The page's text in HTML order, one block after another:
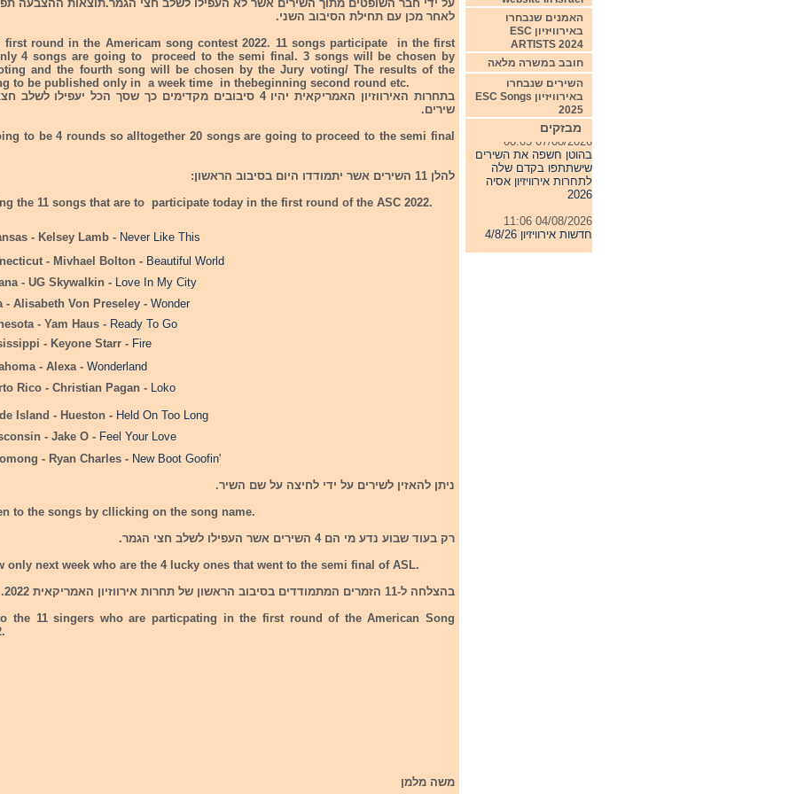
על ידי חבר השופטים מתוך השירים אשר לא העפילו לשלב חצי הגמר.תוצאות ההצבעה
לאחר מכן עם תחילת הסיבוב השני.
first round in the Americam song contest 2022. 11 songs participate in the first
4 songs are going to proceed to the semi final. 3 songs will be chosen by
and the fourth song will be chosen by the Jury voting/ The results of the
to be published only in a week time in thebeginning second round etc.
שירים.
to be 4 rounds so alltogether 20 songs are going to proceed to the semi final
להלן 11 השירים אשר יתמודדו היום בסיבוב הראשון:
the 11 songs that are to participate today in the first round of the ASC 2022.
- Kelsey Lamb - Never Like This
- Mivhael Bolton - Beautiful World
- UG Skywalkin - Love In My City
- Alisabeth Von Preseley - Wonder
- Yam Haus - Ready To Go
- Keyone Starr - Fire
- Alexa - Wonderland
Rico - Christian Pagan - Loko
Island - Hueston - Held On Too Long
- Jake O - Feel Your Love
- Ryan Charles - New Boot Goofin'
ניתן להאזין לשירים על ידי לחיצה על שם השיר.
to the songs by cllicking on the song name.
רק בעוד שבוע נדע מי הם 4 השירים אשר העפילו לשלב חצי הגמר.
only next week who are the 4 lucky ones that went to the semi final of ASL.
בהצלחה ל-11 הזמרים המתמודדים בסיבוב הראשון של תחרות אירווזיון האמריקאית 2022.
the 11 singers who are particpating in the first round of the American Song
משה מלמן
האמנים שנבחרו
באירוויזיון ESC
ARTISTS 2024
חובב במשרה מלאה
השירים שנבחרו
באירוויזיון ESC Songs
2025
מבזקים
07/08/2026 00:05
בהוטן חשפה את השירים
שישתתפו בקדם שלה
לתחרות אירוויזיון אסיה
2026
04/08/2026 11:06
חדשות אירוויזיון 4/8/26